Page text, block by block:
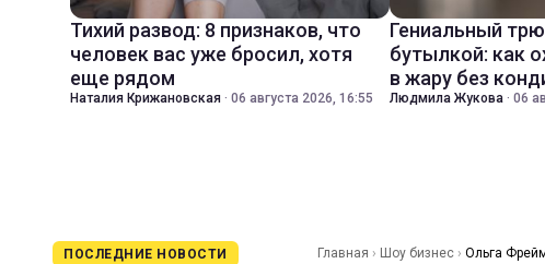
Тихий развод: 8 признаков, что
человек вас уже бросил, хотя
еще рядом
Наталия Крижановская · 06 августа 2026, 16:55
Гениальный
бутылкой: как
в жару без
Людмила Жукова · 06
ПОСЛЕДНИЕ НОВОСТИ Главная › Шоу бизнес › Ольга